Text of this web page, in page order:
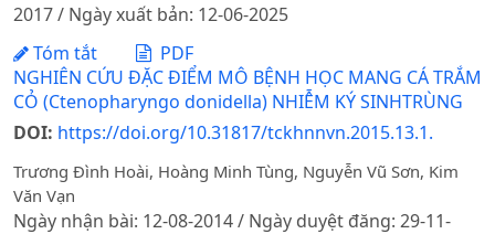
2017 / Ngày xuất bản: 12-06-2025
Tóm tắt
PDF
NGHIÊN CỨU ĐẶC ĐIỂM MÔ BỆNH HỌC MANG CÁ TRẮM
CỎ (Ctenopharyngo donidella) NHIỄM KÝ SINHTRÙNG
DOI: https://doi.org/10.31817/tckhnnvn.2015.13.1.
Trương Đình Hoài, Hoàng Minh Tùng, Nguyễn Vũ Sơn, Kim
Văn Vạn
Ngày nhận bài: 12-08-2014 / Ngày duyệt đăng: 29-11-